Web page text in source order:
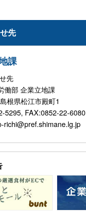
先
課
先
働部 企業立地課
根県松江市殿町1
5295, FAX:0852-22-6080
richi@pref.shimane.lg.jp